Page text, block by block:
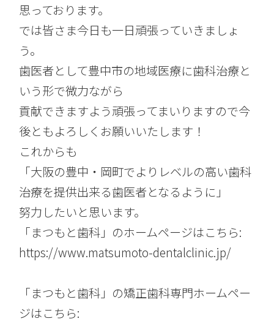
思っております。
では皆さま今日も一日頑張っていきましょ
う。
歯医者として豊中市の地域医療に歯科治療と
いう形で微力ながら
貢献できますよう頑張ってまいりますので今
後ともよろしくお願いいたします！
これからも
「大阪の豊中・岡町でよりレベルの高い歯科
治療を提供出来る歯医者となるように」
努力したいと思います。
「まつもと歯科」のホームページはこちら:
https://www.matsumoto-dentalclinic.jp/
「まつもと歯科」の矯正歯科専門ホームペー
ジはこちら: